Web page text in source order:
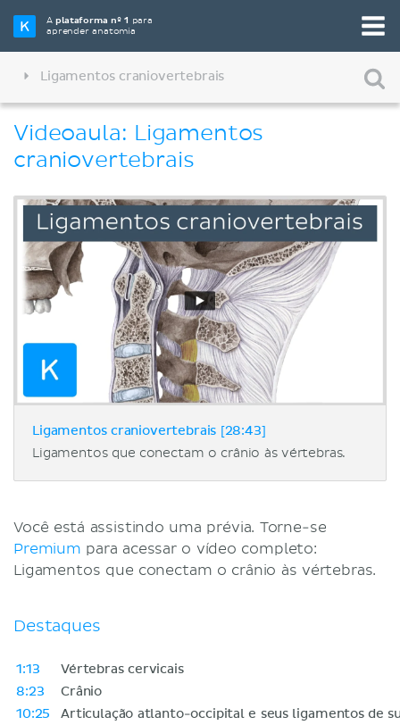
Aplataforma nº 1 para
aprender anatomia
Ligamentos craniovertebrais
Videoaula: Ligamentos
craniovertebrais
Ligamentos craniovertebrais [28:43]
Ligamentos que conectam o crânio às vértebras.
Você está assistindo uma prévia. Torne-se
Premium para acessar o vídeo completo:
Ligamentos que conectam o crânio às vértebras.
Destaques
1:13
Vértebras cervicais
8:23
Crânio
10:25
Articulação atlanto-occipital e seus ligamentos de